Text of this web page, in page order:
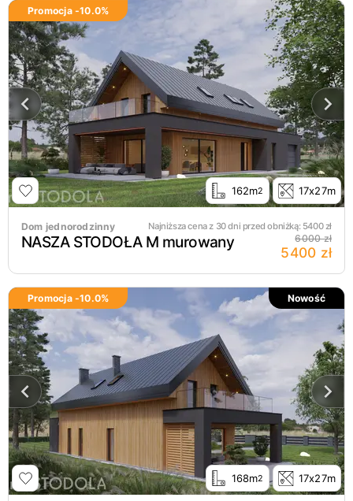
Promocja -10.0%
162m2 17x27m
Dom jednorodzinny Najniższa cena z 30 dni przed obniżką: 5400zł
NASZA STODOŁA M murowany 6000 zł
5400 zł
Promocja -10.0% Nowość
168m2 17x27m